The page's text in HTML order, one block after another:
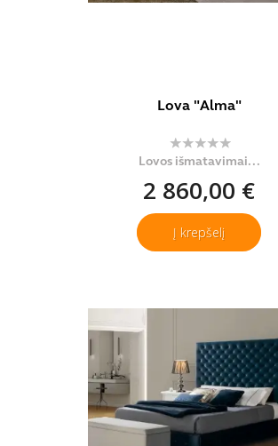
Lova "Alma"
Lovos išmatavimai...
2 860,00 €
Į krepšelį